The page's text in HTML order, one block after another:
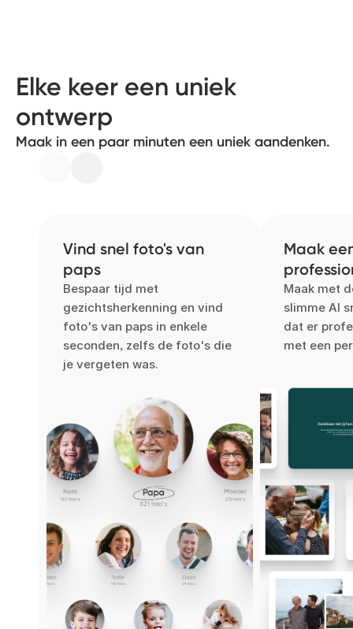
Elke keer een uniek
ontwerp
Maak in een paar minuten een uniek aandenken.
Vind snel foto's van
paps
Bespaar tijd met
gezichtsherkenning en vind
foto's van paps in enkele
seconden, zelfs de foto's die
je vergeten was.
Maak
Maak met
slimme AI
dat er
met een